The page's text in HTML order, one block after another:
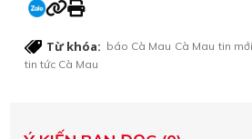
Từ khóa: báo Cà Mau Cà Mau tin
tin tức Cà Mau